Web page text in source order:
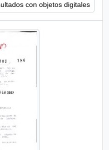
con objetos digitales